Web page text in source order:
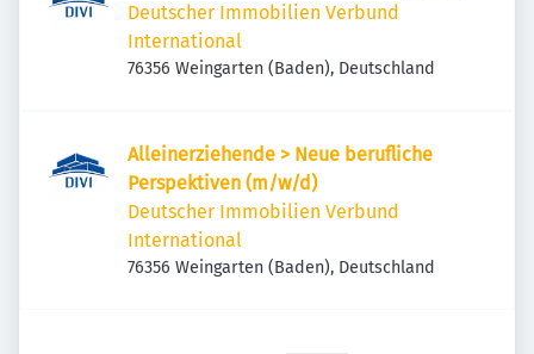
Deutscher Immobilien Verbund
International
76356 Weingarten (Baden), Deutschland
Alleinerziehende > Neue berufliche
Perspektiven (m/w/d)
Deutscher Immobilien Verbund
International
76356 Weingarten (Baden), Deutschland